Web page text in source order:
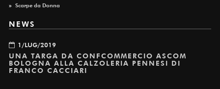
Scarpe da Donna
NEWS
1/LUG/2019
UNA TARGA DA CONFCOMMERCIO ASCOM
BOLOGNA ALLA CALZOLERIA PENNESI DI
FRANCO CACCIARI